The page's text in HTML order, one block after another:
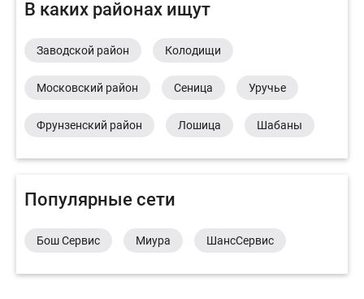
В каких районах ищут
Заводской район Колодищи
Московский район Сеница Уручье
Фрунзенский район Лошица Шабаны
Популярные сети
Бош Сервис Миура ШансСервис